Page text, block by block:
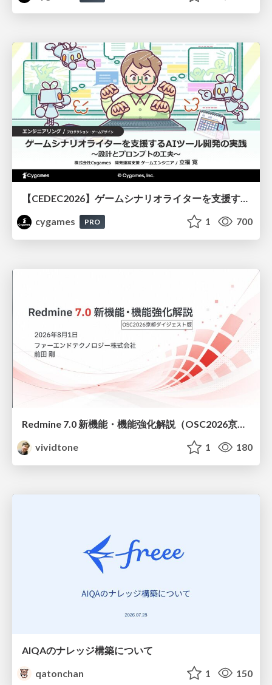
cygames
PRO 1 700
Redmine 7.0 新機能・機能強化解説（OSC2026京都ダイジェスト版）
vividtone
1 180
AIQAのナレッジ構築について
qatonchan
1 150